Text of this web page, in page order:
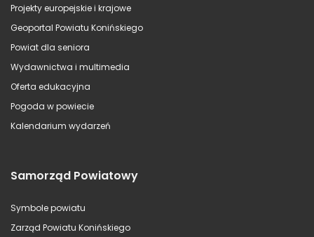
Projekty europejskie i krajowe
Geoportal Powiatu Konińskiego
Powiat dla seniora
Wydawnictwa i multimedia
Oferta edukacyjna
Pogoda w powiecie
Kalendarium wydarzeń
Samorząd Powiatowy
Symbole powiatu
Zarząd Powiatu Konińskiego